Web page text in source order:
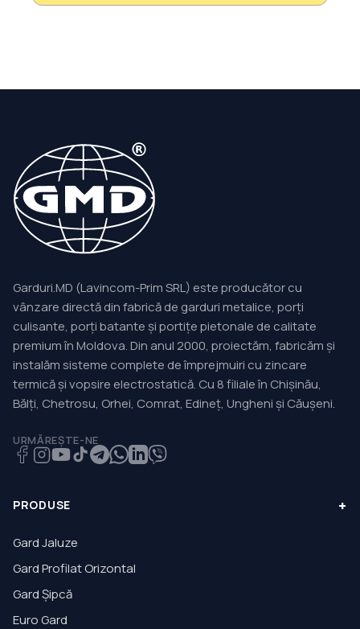
Garduri.MD (Lavincom-Prim SRL) este producător cu
vânzare directă din fabrică de garduri metalice, porți
culisante, porți batante și portițe pietonale de calitate
premium în Moldova. Din anul 2000, proiectăm, fabricăm și
instalăm sisteme complete de împrejmuiri cu zincare
termică și vopsire electrostatică. Cu 8 filiale în Chișinău,
Bălți, Chetrosu, Orhei, Comrat, Edineț, Ungheni și Căușeni.
URMĂREȘTE-NE
PRODUSE +
Gard Jaluze
Gard Profilat Orizontal
Gard Șipcă
Euro Gard